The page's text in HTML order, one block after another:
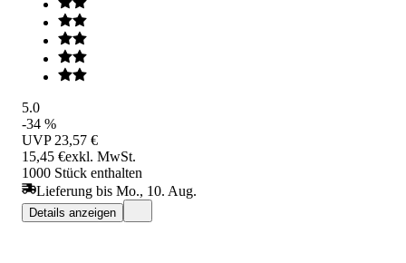
5.0
-34 %
UVP 23,57 €
15,45 €exkl. MwSt.
1000 Stück enthalten
Lieferung bis Mo., 10. Aug.
Details anzeigen